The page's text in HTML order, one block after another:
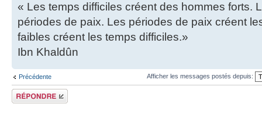
« Les temps difficiles créent des hommes forts.
périodes de paix. Les périodes de paix créent
faibles créent les temps difficiles.»
Ibn Khaldûn
Précédente Afficher les messages postés depuis:
Répondre